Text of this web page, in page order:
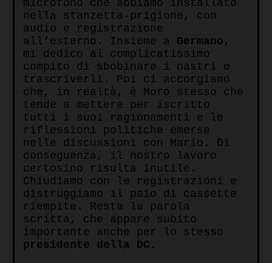
microfono che abbiamo installato
nella stanzetta-prigione, con
audio e registrazione
all’esterno. Insieme a Germano ,
mi dedico al complicatissimo
compito di sbobinare i nastri e
trascriverli. Poi ci accorgiamo
che, in realtà, è Moro stesso che
tende a mettere per iscritto
tutti i suoi ragionamenti e le
riflessioni politiche emerse
nelle discussioni con Mario. Di
conseguenza, il nostro lavoro
certosino risulta inutile.
Chiudiamo con le registrazioni e
distruggiamo il paio di cassette
riempite. Resta la parola
scritta, che appare subito
importante anche per lo stesso
presidente della DC .